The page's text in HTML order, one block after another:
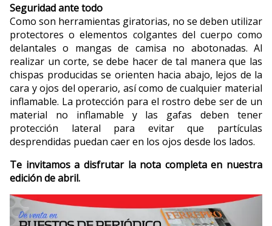
Seguridad ante todo
Como son herramientas giratorias, no se deben utilizar
protectores o elementos colgantes del cuerpo como
delantales o mangas de camisa no abotonadas. Al
realizar un corte, se debe hacer de tal manera que las
chispas producidas se orienten hacia abajo, lejos de la
cara y ojos del operario, así como de cualquier material
inflamable. La protección para el rostro debe ser de un
material no inflamable y las gafas deben tener
protección lateral para evitar que partículas
desprendidas puedan caer en los ojos desde los lados.
Te invitamos a disfrutar la nota completa en nuestra
edición de abril.